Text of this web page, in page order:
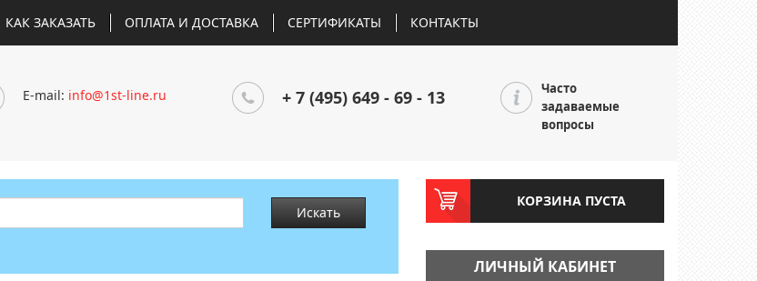
КАК ЗАКАЗАТЬ ОПЛАТА И ДОСТАВКА СЕРТИФИКАТЫ КОНТАКТЫ
E-mail: info@1st-line.ru + 7 (495) 649 - 69 - 13
Часто
задаваемые
вопросы
Искать
КОРЗИНА ПУСТА
ЛИЧНЫЙ КАБИНЕТ